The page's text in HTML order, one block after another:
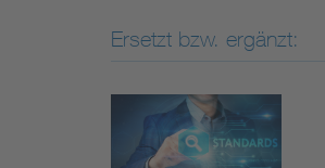
Ersetzt bzw. ergänzt: